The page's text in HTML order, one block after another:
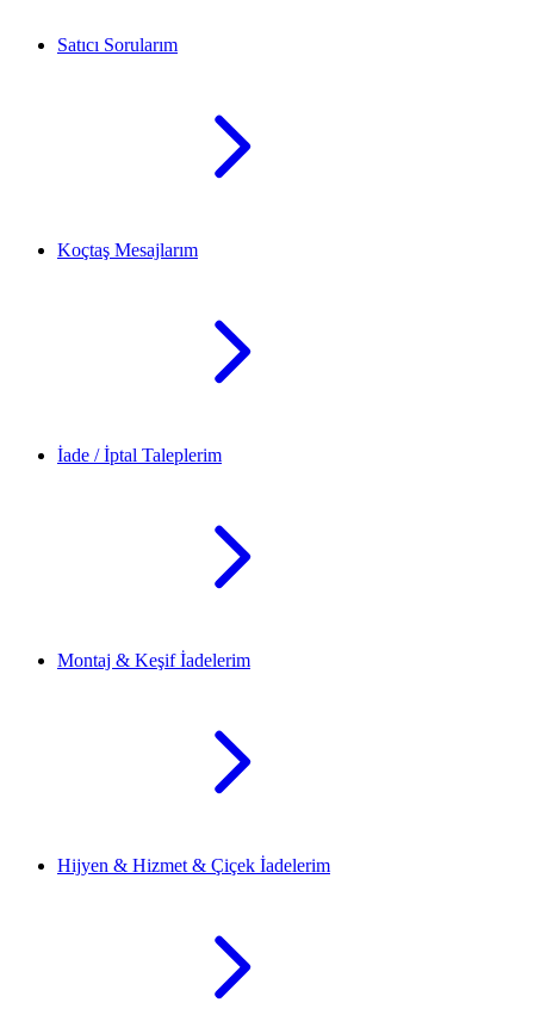
Satıcı Sorularım
Koçtaş Mesajlarım
İade / İptal Taleplerim
Montaj & Keşif İadelerim
Hijyen & Hizmet & Çiçek İadelerim